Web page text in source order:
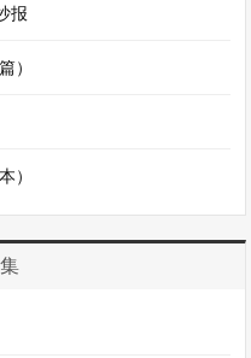
心地善良的女孩，她
们能一直保持这份珍
报
）
）